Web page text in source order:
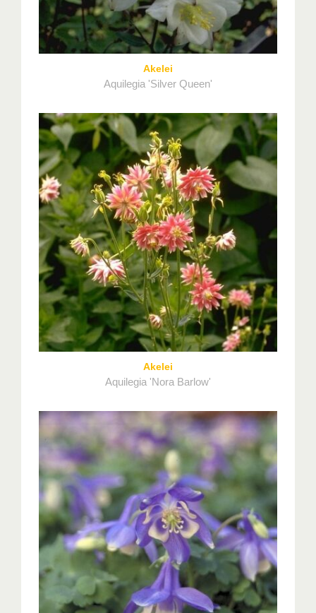
Akelei
Aquilegia 'Silver Queen'
Akelei
Aquilegia 'Nora Barlow'